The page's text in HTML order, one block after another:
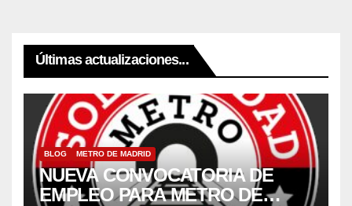
Últimas actualizaciones...
BLOG METRO DE MADRID
NUEVA CONVOCATORIA DE
EMPLEO PARA METRO DE